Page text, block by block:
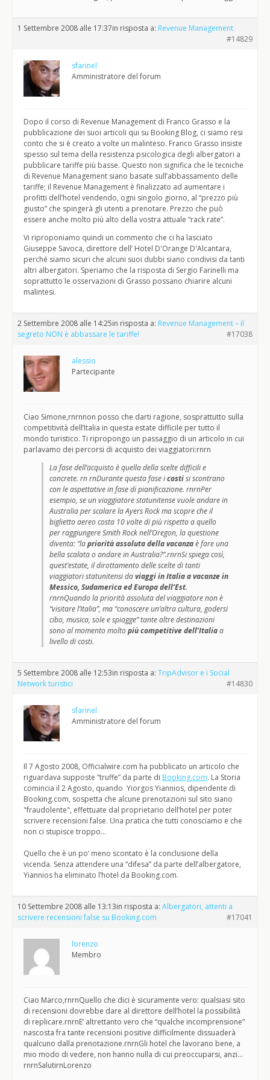
1 Settembre 2008 alle 17:37in risposta a: Revenue Management
#14829
sfarinel
Amministratore del forum
Dopo il corso di Revenue Management di Franco Grasso e la
pubblicazione dei suoi articoli qui su Booking Blog, ci siamo resi
conto che si è creato a volte un malinteso. Franco Grasso insiste
spesso sul tema della resistenza psicologica degli albergatori a
pubblicare tariffe più basse. Questo non significa che le tecniche
di Revenue Management siano basate sull’abbassamento delle
tariffe; il Revenue Management è finalizzato ad aumentare i
profitti dell’hotel vendendo, ogni singolo giorno, al “prezzo più
giusto” che spingerà gli utenti a prenotare. Prezzo che può
essere anche molto più alto della vostra attuale “rack rate”.
Vi riproponiamo quindi un commento che ci ha lasciato
Giuseppe Savoca, direttore dell’ Hotel D'Orange D'Alcantara,
perché siamo sicuri che alcuni suoi dubbi siano condivisi da tanti
altri albergatori. Speriamo che la risposta di Sergio Farinelli ma
soprattutto le osservazioni di Grasso possano chiarire alcuni
malintesi.
2 Settembre 2008 alle 14:25in risposta a: Revenue Management – il
segreto NON è abbassare le tariffe!
#17038
alessio
Partecipante
Ciao Simone,rnrnnon posso che darti ragione, sosprattutto sulla
competitività dell’Italia in questa estate difficile per tutto il
mondo turistico. Ti ripropongo un passaggio di un articolo in cui
parlavamo dei percorsi di acquisto dei viaggiatori:rnrn
La fase dell’acquisto è quella della scelte difficili e
concrete. rn rnDurante questa fase icostisi scontrano
con le aspettative in fase di pianificazione. rnrnPer
esempio, se un viaggiatore statunitense vuole andare in
Australia per scalare la Ayers Rock ma scopre che il
biglietto aereo costa 10 volte di più rispetto a quello
per raggiungere Smith Rock nell’Oregon, la questione
diventa: “lapriorità assoluta della vacanzaè fare una
bella scalata o andare in Australia?”.rnrnSi spiega così,
quest’estate, il dirottamento delle scelte di tanti
viaggiatori statunitensi daviaggi in Italia a vacanze in
Messico, Sudamerica ed Europa dell’Est.
rnrnQuando la priorità assoluta del viaggiatore non è
“visitare l’Italia”, ma “conoscere un’altra cultura, godersi
cibo, musica, sole e spiagge” tante altre destinazioni
sono al momento moltopiù competitive dell’Italiaa
livello di costi.
5 Settembre 2008 alle 12:53in risposta a: TripAdvisor e i Social
Network turistici
#14830
sfarinel
Amministratore del forum
Il 7 Agosto 2008, Officialwire.com ha pubblicato un articolo che
riguardava supposte “truffe” da parte di Booking.com. La Storia
comincia il 2 Agosto, quando Yiorgos Yiannios, dipendente di
Booking.com, sospetta che alcune prenotazioni sul sito siano
"fraudolente", effettuate dal proprietario dell’hotel per poter
scrivere recensioni false. Una pratica che tutti conosciamo e che
non ci stupisce troppo…
Quello che è un po’ meno scontato è la conclusione della
vicenda. Senza attendere una “difesa” da parte dell’albergatore,
Yiannios ha eliminato l’hotel da Booking.com.
10 Settembre 2008 alle 13:13in risposta a: Albergatori, attenti a
scrivere recensioni false su Booking.com
#17041
lorenzo
Membro
Ciao Marco,rnrnQuello che dici è sicuramente vero: qualsiasi sito
di recensioni dovrebbe dare al direttore dell’hotel la possibilità
di replicare.rnrnE’ altrettanto vero che “qualche incomprensione”
nascosta fra tante recensioni positive difficilmente dissuaderà
qualcuno dalla prenotazione.rnrnGli hotel che lavorano bene, a
mio modo di vedere, non hanno nulla di cui preoccuparsi, anzi…
rnrnSalutirnLorenzo